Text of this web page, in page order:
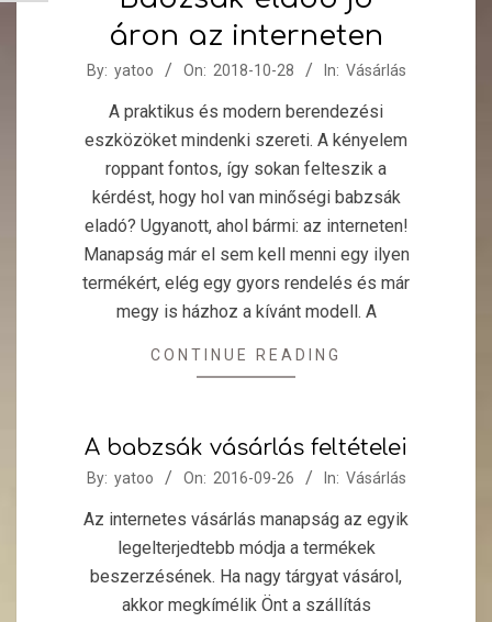
áron az interneten
2018-
By: yatoo On: 2018-10-28 In: Vásárlás
A praktikus és modern berendezési
eszközöket mindenki szereti. A kényelem
roppant fontos, így sokan felteszik a
kérdést, hogy hol van minőségi babzsák
eladó? Ugyanott, ahol bármi: az interneten!
Manapság már el sem kell menni egy ilyen
termékért, elég egy gyors rendelés és már
megy is házhoz a kívánt modell. A
CONTINUE READING
A babzsák vásárlás feltételei
2016-
26
By: yatoo On: 2016-09-26 In: Vásárlás
Az internetes vásárlás manapság az egyik
legelterjedtebb módja a termékek
beszerzésének. Ha nagy tárgyat vásárol,
akkor megkímélik Önt a szállítás